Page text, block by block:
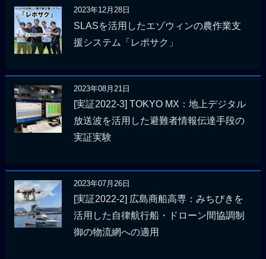
2023年12月28日
SLASを活用したエゾウィンの農作業支
援システム「レポサク」
2023年08月21日
[実証2022-3] TOKYO MX：地上デジタル
放送波を活用した避難者情報伝達手段の
実証実験
2023年07月26日
[実証2022-2] 広島商船高専：みちびきを
活用した自律航行船・ドローン間協調制
御の物流網への適用